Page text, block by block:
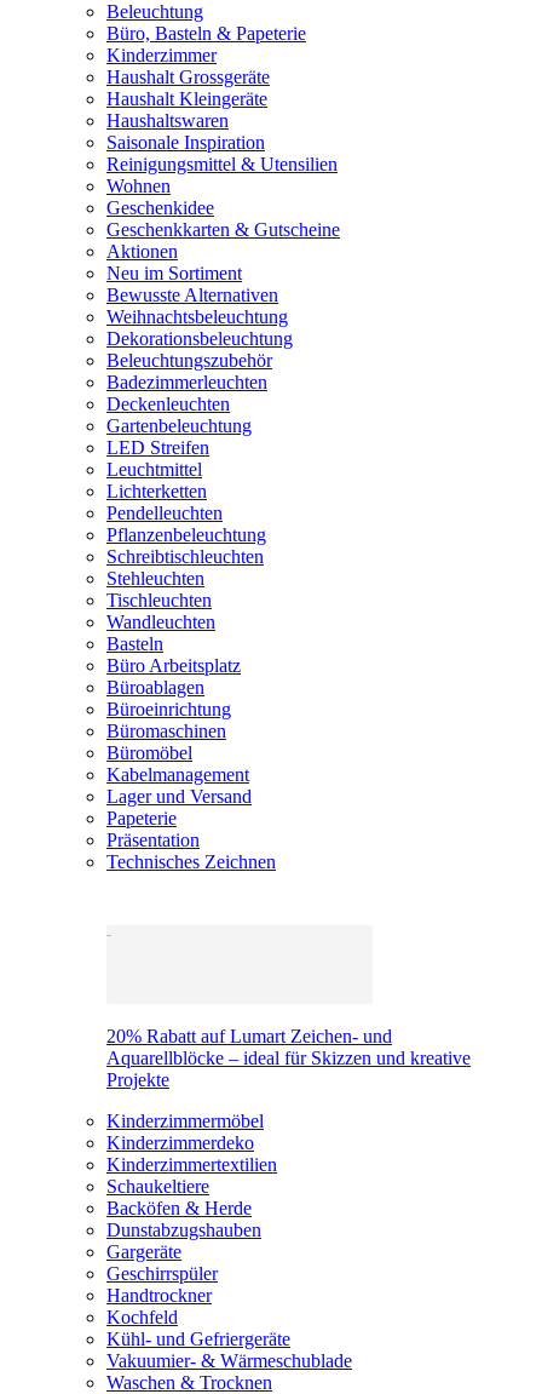
Beleuchtung
Büro, Basteln & Papeterie
Kinderzimmer
Haushalt Grossgeräte
Haushalt Kleingeräte
Haushaltswaren
Saisonale Inspiration
Reinigungsmittel & Utensilien
Wohnen
Geschenkidee
Geschenkkarten & Gutscheine
Aktionen
Neu im Sortiment
Bewusste Alternativen
Weihnachtsbeleuchtung
Dekorationsbeleuchtung
Beleuchtungszubehör
Badezimmerleuchten
Deckenleuchten
Gartenbeleuchtung
LED Streifen
Leuchtmittel
Lichterketten
Pendelleuchten
Pflanzenbeleuchtung
Schreibtischleuchten
Stehleuchten
Tischleuchten
Wandleuchten
Basteln
Büro Arbeitsplatz
Büroablagen
Büroeinrichtung
Büromaschinen
Büromöbel
Kabelmanagement
Lager und Versand
Papeterie
Präsentation
Technisches Zeichnen
20% Rabatt auf Lumart Zeichen- und
Aquarellblöcke – ideal für Skizzen und kreative
Projekte
Kinderzimmermöbel
Kinderzimmerdeko
Kinderzimmertextilien
Schaukeltiere
Backöfen & Herde
Dunstabzugshauben
Gargeräte
Geschirrspüler
Handtrockner
Kochfeld
Kühl- und Gefriergeräte
Vakuumier- & Wärmeschublade
Waschen & Trocknen